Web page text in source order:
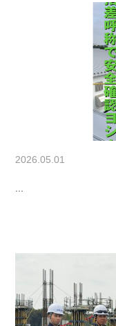
2026.05.01